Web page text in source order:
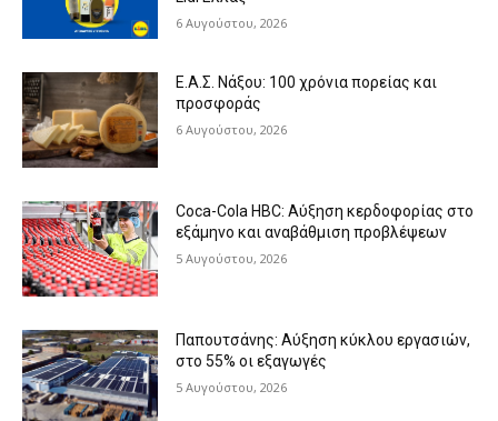
6 Αυγούστου, 2026
Ε.Α.Σ. Νάξου: 100 χρόνια πορείας και
προσφοράς
6 Αυγούστου, 2026
Coca-Cola HBC: Αύξηση κερδοφορίας στο
εξάμηνο και αναβάθμιση προβλέψεων
5 Αυγούστου, 2026
Παπουτσάνης: Αύξηση κύκλου εργασιών,
στο 55% οι εξαγωγές
5 Αυγούστου, 2026